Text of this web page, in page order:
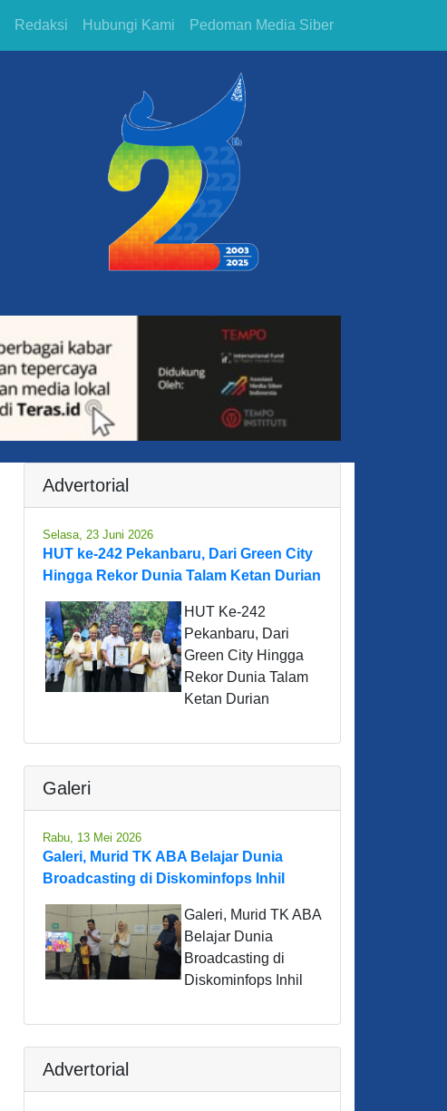
Redaksi Hubungi Kami Pedoman Media Siber
Advertorial
Selasa, 23 Juni 2026
HUT ke-242 Pekanbaru, Dari Green City
Hingga Rekor Dunia Talam Ketan Durian
HUT Ke-242
Pekanbaru, Dari
Green City Hingga
Rekor Dunia Talam
Ketan Durian
Galeri
Rabu, 13 Mei 2026
Galeri, Murid TK ABA Belajar Dunia
Broadcasting di Diskominfops Inhil
Galeri, Murid TK ABA
Belajar Dunia
Broadcasting di
Diskominfops Inhil
Advertorial